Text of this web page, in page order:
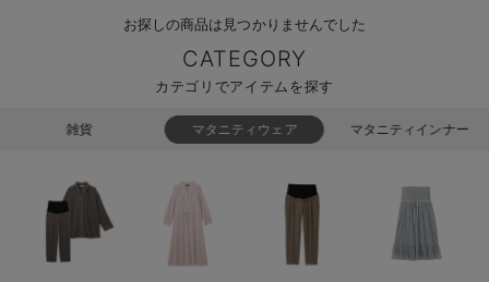
ベビー セットアップ
ベビー帽子（新生児・乳児）
新生児スリーパー・ベビーパジャマ
授乳・調乳・お食事
赤ちゃん 洗剤・洗濯用品・お掃除
赤ちゃん お風呂・ベビースキンケア
【素材別】ベビーロンパース特集
【アウトレット】ベビー
ブラトップ
快適機能ウェア特集 トップス
快適機能ウェア特集 ボトムス
インナー
ベビー
MAX55%OFF ブラックフ
王道シンプル派
カジュアル
あったかアイテム｜
男の子におススメの
もらって嬉しいギフト
何枚あっても嬉しい
長く使えるアイテム
カップ付きインナー
裏起毛素材
お探しの商品は見つかりませんでした
CATEGORY
カテゴリでアイテムを探す
雑貨 マタニティウェア マタニティインナー